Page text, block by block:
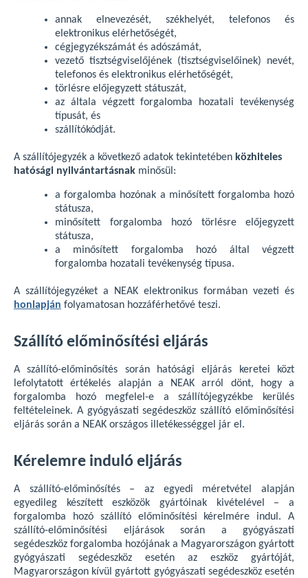
annak elnevezését, székhelyét, telefonos és
elektronikus elérhetőségét,
cégjegyzékszámát és adószámát,
vezető tisztségviselőjének (tisztségviselőinek) nevét,
telefonos és elektronikus elérhetőségét,
törlésre előjegyzett státuszát,
az általa végzett forgalomba hozatali tevékenység
típusát, és
szállítókódját.
A szállítójegyzék a következő adatok tekintetében közhiteles
hatósági nyilvántartásnak minősül:
a forgalomba hozónak a minősített forgalomba hozó
státusza,
minősített forgalomba hozó törlésre előjegyzett
státusza,
a minősített forgalomba hozó által végzett
forgalomba hozatali tevékenység típusa.
A szállítójegyzéket a NEAK elektronikus formában vezeti és
honlapján folyamatosan hozzáférhetővé teszi.
Szállító előminősítési eljárás
A szállító-előminősítés során hatósági eljárás keretei közt
lefolytatott értékelés alapján a NEAK arról dönt, hogy a
forgalomba hozó megfelel-e a szállítójegyzékbe kerülés
feltételeinek. A gyógyászati segédeszköz szállító előminősítési
eljárás során a NEAK országos illetékességgel jár el.
Kérelemre induló eljárás
A szállító-előminősítés – az egyedi méretvétel alapján
egyedileg készített eszközök gyártóinak kivételével – a
forgalomba hozó szállító előminősítési kérelmére indul. A
szállító-előminősítési eljárások során a gyógyászati
segédeszköz forgalomba hozójának a Magyarországon gyártott
gyógyászati segédeszköz esetén az eszköz gyártóját,
Magyarországon kívül gyártott gyógyászati segédeszköz esetén